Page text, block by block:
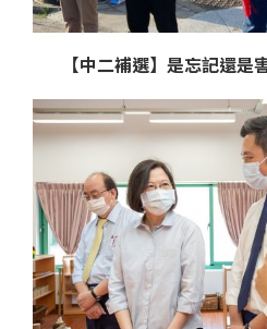
【中二補選】是忘記還